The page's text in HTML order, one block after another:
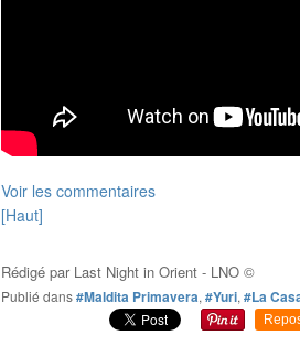
Voir les commentaires
[Haut]
Rédigé par Last Night in Orient - LNO ©
Publié dans#Maldita Primavera, #Yuri, #La